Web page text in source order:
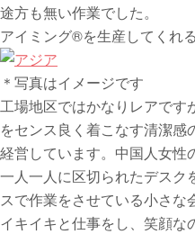
途方も無い作業でした。
アイミング®️を生産してくれ
＊写真はイメージです
工場地区ではかなりレアです
をセンス良く着こなす清潔
経営しています。中国人女性
一人一人に区切られたデスク
スで作業をさせている小さな
イキイキと仕事をし、笑顔な